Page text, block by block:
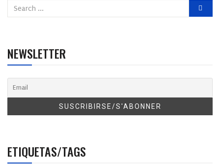
NEWSLETTER
ETIQUETAS/TAGS